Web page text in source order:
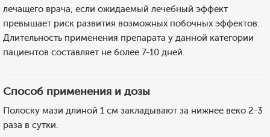
лечащего врача, если ожидаемый лечебный эффект
превышает риск развития возможных побочных эффектов.
Длительность применения препарата у данной категории
пациентов составляет не более 7-10 дней.
Способ применения и дозы
Полоску мази длиной 1 см закладывают за нижнее веко 2-3
раза в сутки.